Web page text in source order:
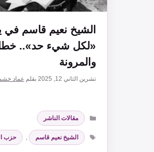
الشيخ نعيم قاسم في
«لكل شيء حد»..
والمرونة
تشرين الثاني 12, 2025 بقلم عماد
التصنيفات
مقالات الناشر
الوسوم
الشيخ نعيم قاسم , حزب